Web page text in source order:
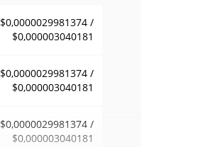
$0,0000029981374 /
$0,000003040181
$0,0000029981374 /
$0,000003040181
$0,0000029981374 /
$0,000003040181